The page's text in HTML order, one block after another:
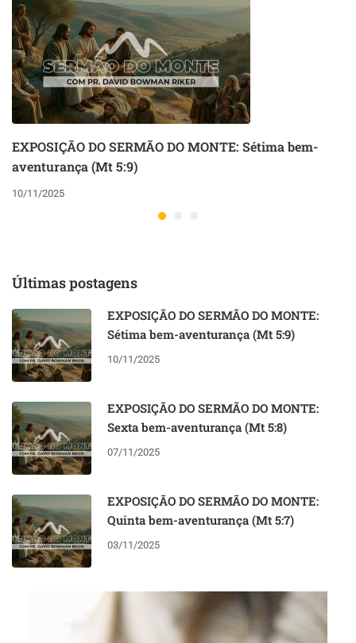
EXPOSIÇÃO DO SERMÃO DO MONTE: Sétima bem-
aventurança (Mt 5:9)
10/11/2025
Últimas postagens
EXPOSIÇÃO DO SERMÃO DO MONTE:
Sétima bem-aventurança (Mt 5:9)
10/11/2025
EXPOSIÇÃO DO SERMÃO DO MONTE:
Sexta bem-aventurança (Mt 5:8)
07/11/2025
EXPOSIÇÃO DO SERMÃO DO MONTE:
Quinta bem-aventurança (Mt 5:7)
03/11/2025